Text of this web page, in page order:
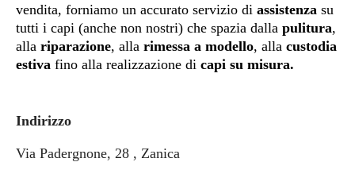
vendita, forniamo un accurato servizio di assistenza su
tutti i capi (anche non nostri) che spazia dalla pulitura,
alla riparazione, alla rimessa a modello, alla custodia
estiva fino alla realizzazione di capi su misura.
Indirizzo
Via Padergnone, 28 , Zanica